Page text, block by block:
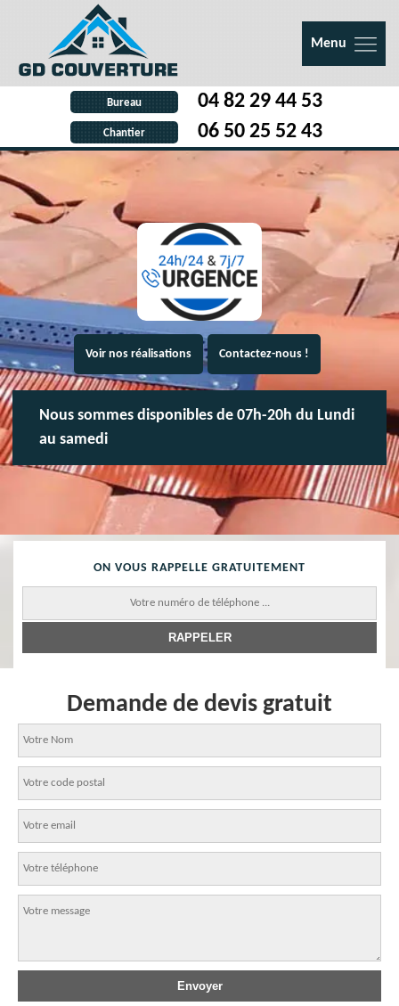
Menu
Bureau 04 82 29 44 53
Chantier 06 50 25 52 43
Voir nos réalisations Contactez-nous !
Nous sommes disponibles de 07h-20h du Lundi
au samedi
ON VOUS RAPPELLE GRATUITEMENT
Demande de devis gratuit